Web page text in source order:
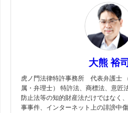
大熊 裕司
虎ノ門法律特許事務所 代表弁護士
属・弁理士） 特許法、商標法、意匠
防止法等の知的財産法だけではなく
事事件、インターネット上の誹謗中